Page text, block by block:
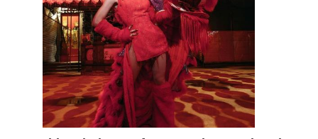
avec le soutien du Centre Culturel de Taïwan à Paris.
La pièce, qui traite de la position de Taïwan sur la
scène internationale, a eu un grand retentissement en
Europe.Debby Wang, après des études à l’Académie
de musique et des arts du spectacle de Vienne et au
Berklee College of Music aux Etats-Unis, a créé son
groupe, Debby Wang and DAT Quartet, un ensemble
invité par le National Theatre de Taiwan a assisté à
19 représentations. Le Centre culturel de Taïwan, le
National Theatre et le Théâtre national de Chaillot ont
travaillé pendant près de deux ans pour mettre en
place ce programme. Le 10 octobre, les trois
institutions tiendront une conférence de presse au
Théâtre national de Chaillot.Hu Ching-fang, directrice
salons littéraires qui se tiendront à la Bibliothèque
nationale de France (BnF), où sera également
aménagé un lieu convivial inspiré par les marchés de
nuit taïwanais, baptisé«Khì-bī: Formose sur la rive
gauche ». En outre, plusieurs rencontres auront lieu à
l’Institut national des langues et civilisations
orientales (INALCO), à la librairie Le Phénix ainsi